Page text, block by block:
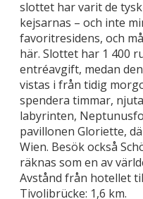
slottet har varit de
kejsarnas – och inte
favoritresidens, och
här. Slottet har 1 400
entréavgift, medan
vistas i från tidig
spendera timmar,
labyrinten,
pavillonen Gloriette,
Wien. Besök också
räknas som en av
Avstånd från hotellet
Tivolibrücke: 1,6 km.